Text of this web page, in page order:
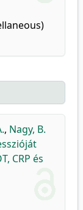
, Nagy, B.
CRP és